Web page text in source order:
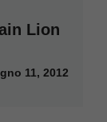
Lion
11, 2012